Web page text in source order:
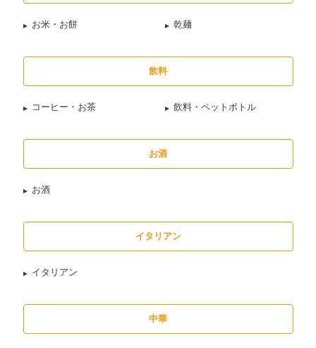
お米・お餅 乾麺
飲料
コーヒー・お茶 飲料・ペットボトル
お酒
お酒
イタリアン
イタリアン
中華